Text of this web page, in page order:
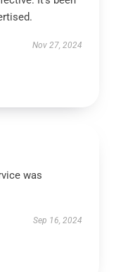
Nov 27, 2024
was
Sep 16, 2024